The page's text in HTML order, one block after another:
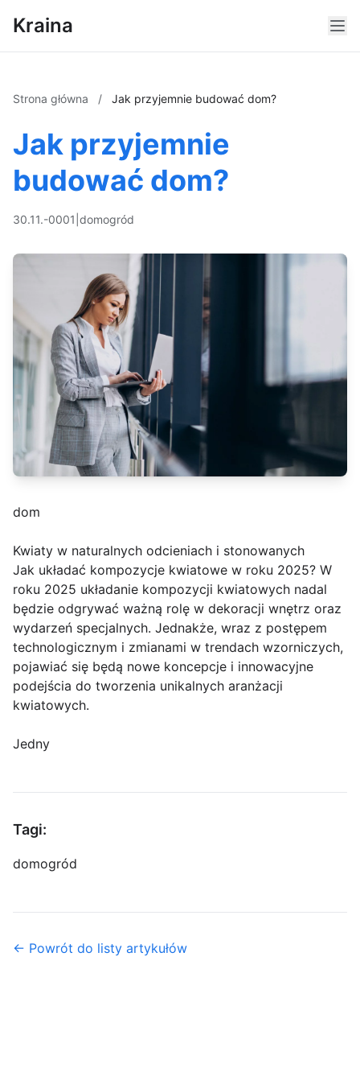
Kraina
Strona główna / Jak przyjemnie budować dom?
Jak przyjemnie
budować dom?
30.11.-0001 domogród
dom
Kwiaty w naturalnych odcieniach i stonowanych
Jak układać kompozycje kwiatowe w roku 2025? W
roku 2025 układanie kompozycji kwiatowych nadal
będzie odgrywać ważną rolę w dekoracji wnętrz oraz
wydarzeń specjalnych. Jednakże, wraz z postępem
technologicznym i zmianami w trendach wzorniczych,
pojawiać się będą nowe koncepcje i innowacyjne
podejścia do tworzenia unikalnych aranżacji
kwiatowych.
Jedny
Tagi:
domogród
← Powrót do listy artykułów